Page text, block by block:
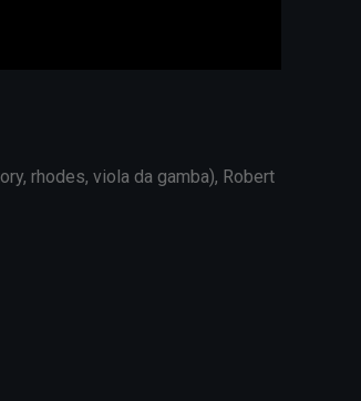
rhodes, viola da gamba), Robert